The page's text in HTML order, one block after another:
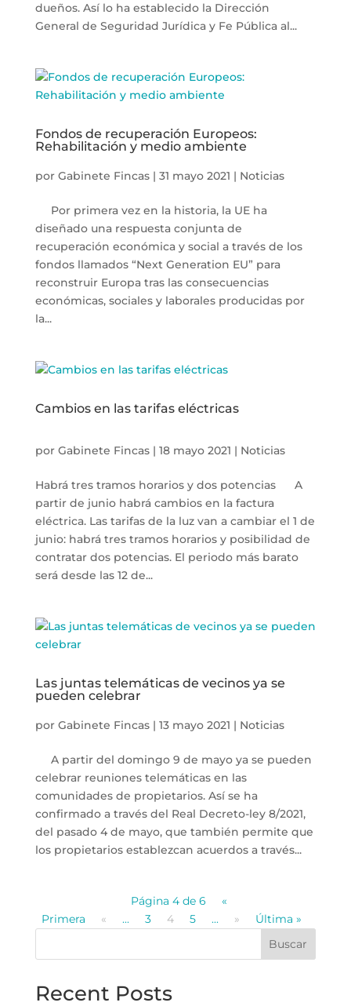
dueños. Así lo ha establecido la Dirección
General de Seguridad Jurídica y Fe Pública al...
Fondos de recuperación Europeos:
Rehabilitación y medio ambiente
por Gabinete Fincas| 31 mayo 2021 | Noticias
Por primera vez en la historia, la UE ha
diseñado una respuesta conjunta de
recuperación económica y social a través de los
fondos llamados “Next Generation EU” para
reconstruir Europa tras las consecuencias
económicas, sociales y laborales producidas por
la...
Cambios en las tarifas eléctricas
por Gabinete Fincas| 18 mayo 2021 | Noticias
Habrá tres tramos horarios y dos potencias A
partir de junio habrá cambios en la factura
eléctrica. Las tarifas de la luz van a cambiar el 1 de
junio: habrá tres tramos horarios y posibilidad de
contratar dos potencias. El periodo más barato
será desde las 12 de...
Las juntas telemáticas de vecinos ya se
pueden celebrar
por Gabinete Fincas| 13 mayo 2021 | Noticias
A partir del domingo 9 de mayo ya se pueden
celebrar reuniones telemáticas en las
comunidades de propietarios. Así se ha
confirmado a través del Real Decreto-ley 8/2021,
del pasado 4 de mayo, que también permite que
los propietarios establezcan acuerdos a través...
Página 4 de 6
«
Primera
« ... 3 4 5 ... »
Última »
Buscar
Recent Posts